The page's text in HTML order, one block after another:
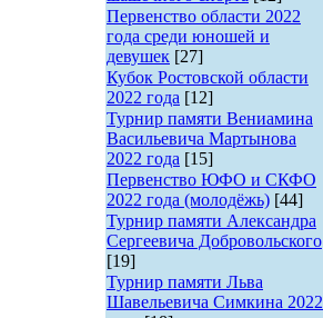
Первенство области 2022
года среди юношей и
девушек [27]
Кубок Ростовской области
2022 года [12]
Турнир памяти Вениамина
Васильевича Мартынова
2022 года [15]
Первенство ЮФО и СКФО
2022 года (молодёжь) [44]
Турнир памяти Александра
Сергеевича Добровольского
[19]
Турнир памяти Льва
Шавельевича Симкина 2022